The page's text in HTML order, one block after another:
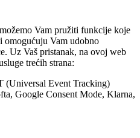
Vam pružiti funkcije koje
omogućuju Vam udobno
Uz Vaš pristanak, na ovoj web
trećih strana:
(Universal Event Tracking)
Google Consent Mode, Klarna,